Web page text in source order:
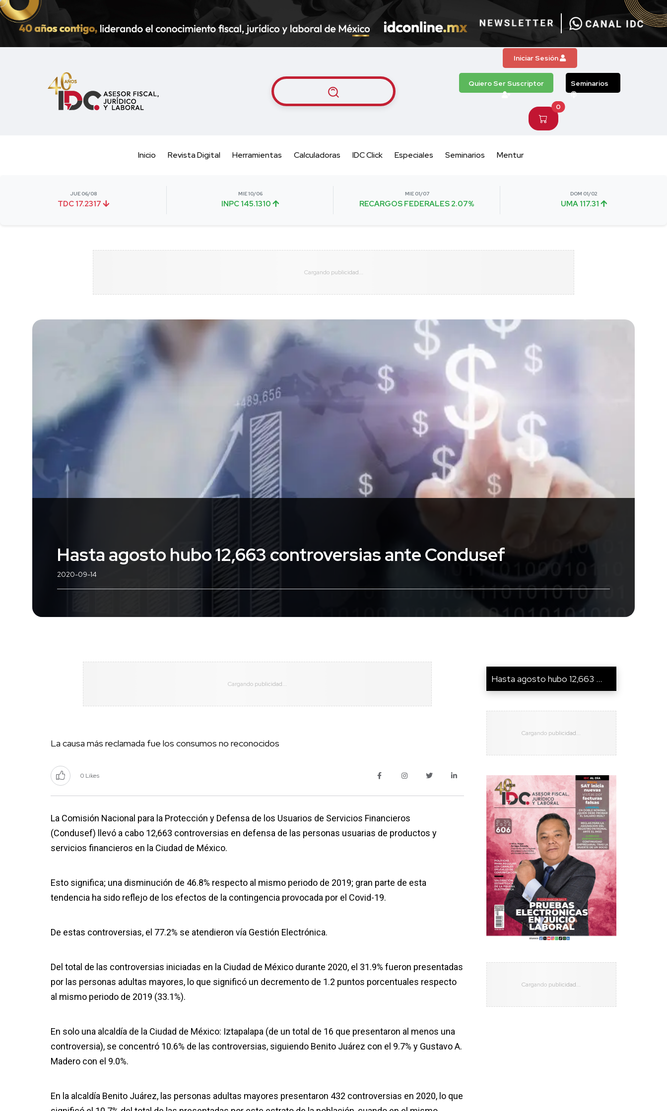
Iniciar Sesión
Quiero Ser Suscriptor Seminarios
0
Inicio Revista Digital Herramientas Calculadoras IDC Click Especiales Seminarios Mentur
JUE 06/08
TDC 17.2317
MIE 10/06
INPC 145.1310
MIE 01/07
RECARGOS FEDERALES 2.07%
DOM 01/02
UMA 117.31
Hasta agosto hubo 12,663 controversias ante Condusef
2020-09-14
La causa más reclamada fue los consumos no reconocidos
0 Likes
La Comisión Nacional para la Protección y Defensa de los Usuarios de Servicios Financieros
(Condusef) llevó a cabo 12,663 controversias en defensa de las personas usuarias de productos y
servicios financieros en la Ciudad de México.
Esto significa; una disminución de 46.8% respecto al mismo periodo de 2019; gran parte de esta
tendencia ha sido reflejo de los efectos de la contingencia provocada por el Covid-19.
De estas controversias, el 77.2% se atendieron vía Gestión Electrónica.
Del total de las controversias iniciadas en la Ciudad de México durante 2020, el 31.9% fueron presentadas
por las personas adultas mayores, lo que significó un decremento de 1.2 puntos porcentuales respecto
al mismo periodo de 2019 (33.1%).
En solo una alcaldía de la Ciudad de México: Iztapalapa (de un total de 16 que presentaron al menos una
controversia), se concentró 10.6% de las controversias, siguiendo Benito Juárez con el 9.7% y Gustavo A.
Madero con el 9.0%.
En la alcaldía Benito Juárez, las personas adultas mayores presentaron 432 controversias en 2020, lo que
Hasta agosto hubo 12,663 ...